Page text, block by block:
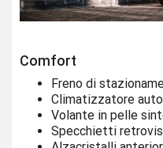
Comfort
Freno di
Climatizzatore
Volante in pelle
Specchietti